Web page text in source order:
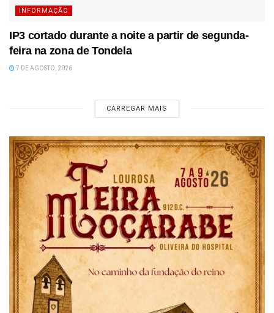
INFORMAÇÃO
IP3 cortado durante a noite a partir de segunda-
feira na zona de Tondela
7 DE AGOSTO, 2026
CARREGAR MAIS